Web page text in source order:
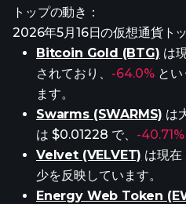
トップの動き：
2026年5月16日の仮想通貨ト
Bitcoin Gold (BTG) は
されており、 -64.0% と
ます。
Swarms (SWARMS) は
は $0.01228 で、 -40.71%
Velvet (VELVET) は現在
少を反映しています。
Energy Web Token